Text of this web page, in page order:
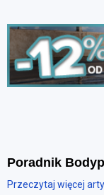
Poradnik
Przeczytaj więcej